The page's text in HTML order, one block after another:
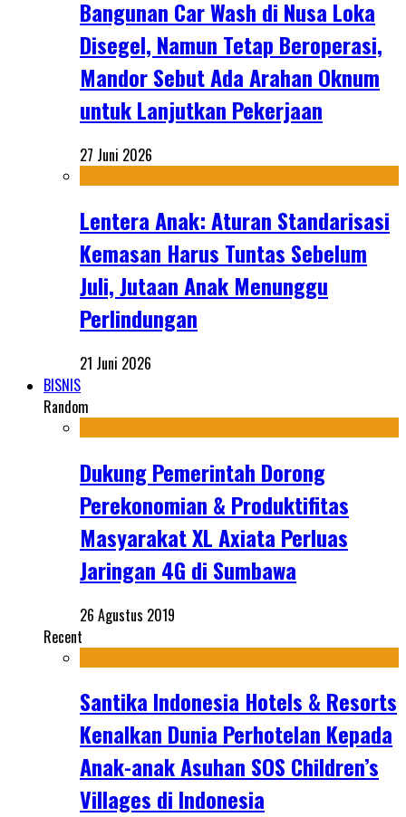
Bangunan Car Wash di Nusa Loka
Disegel, Namun Tetap Beroperasi,
Mandor Sebut Ada Arahan Oknum
untuk Lanjutkan Pekerjaan
27 Juni 2026
Lentera Anak: Aturan Standarisasi
Kemasan Harus Tuntas Sebelum
Juli, Jutaan Anak Menunggu
Perlindungan
21 Juni 2026
BISNIS
Random
Dukung Pemerintah Dorong
Perekonomian & Produktifitas
Masyarakat XL Axiata Perluas
Jaringan 4G di Sumbawa
26 Agustus 2019
Recent
Santika Indonesia Hotels & Resorts
Kenalkan Dunia Perhotelan Kepada
Anak-anak Asuhan SOS Children’s
Villages di Indonesia